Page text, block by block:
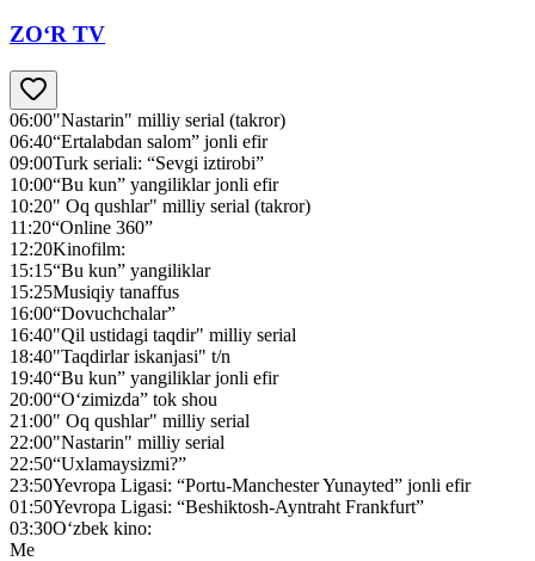
ZO‘R TV
06:00"Nastarin" milliy serial (takror)
06:40“Ertalabdan salom” jonli efir
09:00Turk seriali: “Sevgi iztirobi”
10:00“Bu kun” yangiliklar jonli efir
10:20" Oq qushlar" milliy serial (takror)
11:20“Online 360”
12:20Kinofilm:
15:15“Bu kun” yangiliklar
15:25Musiqiy tanaffus
16:00“Dovuchchalar”
16:40"Qil ustidagi taqdir" milliy serial
18:40"Taqdirlar iskanjasi" t/n
19:40“Bu kun” yangiliklar jonli efir
20:00“O‘zimizda” tok shou
21:00" Oq qushlar" milliy serial
22:00"Nastarin" milliy serial
22:50“Uxlamaysizmi?”
23:50Yevropa Ligasi: “Portu-Manchester Yunayted” jonli efir
01:50Yevropa Ligasi: “Beshiktosh-Ayntraht Frankfurt”
03:30O‘zbek kino:
Me